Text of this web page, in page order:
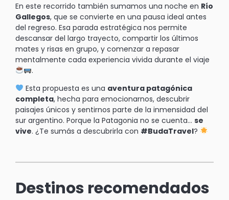
En este recorrido también sumamos una noche en Río
Gallegos, que se convierte en una pausa ideal antes
del regreso. Esa parada estratégica nos permite
descansar del largo trayecto, compartir los últimos
mates y risas en grupo, y comenzar a repasar
mentalmente cada experiencia vivida durante el viaje
.
Esta propuesta es una aventura patagónica
completa, hecha para emocionarnos, descubrir
paisajes únicos y sentirnos parte de la inmensidad del
sur argentino. Porque la Patagonia no se cuenta… se
vive. ¿Te sumás a descubrirla con #BudaTravel?
Destinos recomendados